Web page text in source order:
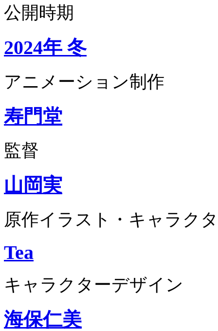
公開時期
2024年 冬
アニメーション制作
寿門堂
監督
山岡実
原作イラスト・キャラク
Tea
キャラクターデザイン
海保仁美